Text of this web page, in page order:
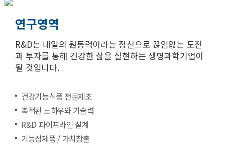
연구영역
R&D는 내일의 원동력이라는 정신으로 끊임없는 도전
과 투자를 통해 건강한 삶을 실현하는 생명과학기업이
될 것입니다.
건강기능식품 전문제조
축적된 노하우와 기술력
R&D 파이프라인 설계
기능성제품 / 가치창출